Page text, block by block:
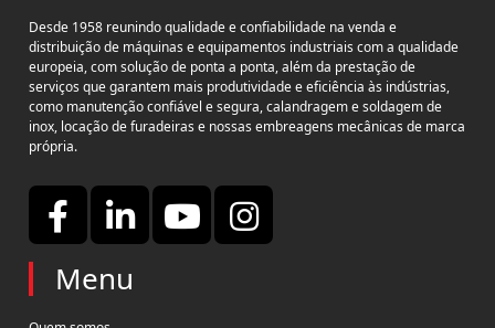
Desde 1958 reunindo qualidade e confiabilidade na venda e
distribuição de máquinas e equipamentos industriais com a qualidade
europeia, com solução de ponta a ponta, além da prestação de
serviços que garantem mais produtividade e eficiência às indústrias,
como manutenção confiável e segura, calandragem e soldagem de
inox, locação de furadeiras e nossas embreagens mecânicas de marca
própria.
Menu